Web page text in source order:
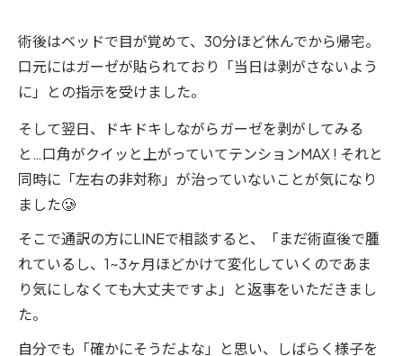
術後はベッドで目が覚めて、30分ほど休んでから帰宅。
口元にはガーゼが貼られており「当日は剥がさないよう
に」との指示を受けました。
そして翌日、ドキドキしながらガーゼを剥がしてみる
と…口角がクイッと上がっていてテンションMAX ! それと
同時に「左右の非対称」が治っていないことが気になり
ました🥲
そこで通訳の方にLINEで相談すると、「まだ術直後で腫
れているし、1~3ヶ月ほどかけて変化していくのであま
り気にしなくても大丈夫ですよ」と返事をいただきまし
た。
自分でも「確かにそうだよな」と思い、しばらく様子を